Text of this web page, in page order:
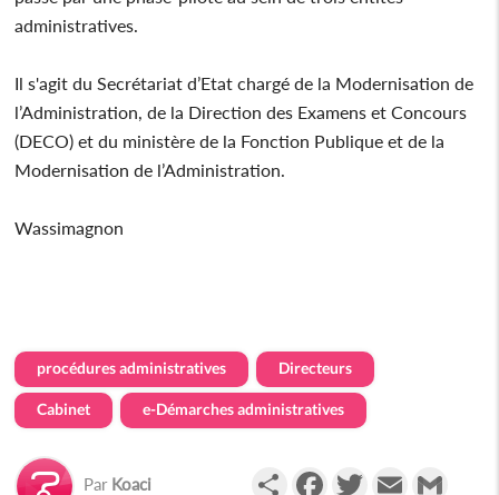
administratives.
Il s'agit du Secrétariat d’Etat chargé de la Modernisation de
l’Administration, de la Direction des Examens et Concours
(DECO) et du ministère de la Fonction Publique et de la
Modernisation de l’Administration.
Wassimagnon
procédures administratives Directeurs
Cabinet e-Démarches administratives
Par Koaci PartagerFacebookTwitterEmail